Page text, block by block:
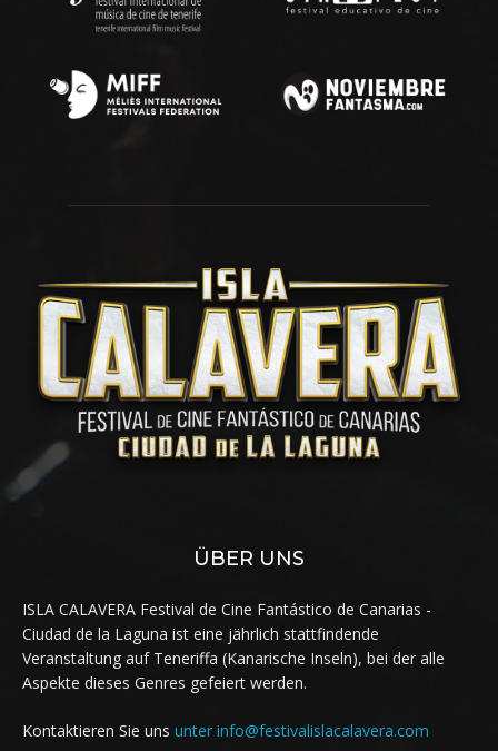
ÜBER UNS
ISLA CALAVERA Festival de Cine Fantástico de Canarias -
Ciudad de la Laguna ist eine jährlich stattfindende
Veranstaltung auf Teneriffa (Kanarische Inseln), bei der alle
Aspekte dieses Genres gefeiert werden.
Kontaktieren Sie uns unter info@festivalislacalavera.com